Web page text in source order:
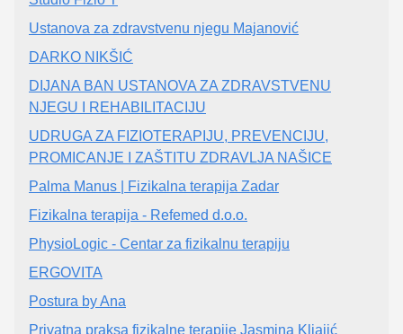
Ustanova za zdravstvenu njegu Majanović
DARKO NIKŠIĆ
DIJANA BAN USTANOVA ZA ZDRAVSTVENU
NJEGU I REHABILITACIJU
UDRUGA ZA FIZIOTERAPIJU, PREVENCIJU,
PROMICANJE I ZAŠTITU ZDRAVLJA NAŠICE
Palma Manus | Fizikalna terapija Zadar
Fizikalna terapija - Refemed d.o.o.
PhysioLogic - Centar za fizikalnu terapiju
ERGOVITA
Postura by Ana
Privatna praksa fizikalne terapije Jasmina Kljajić